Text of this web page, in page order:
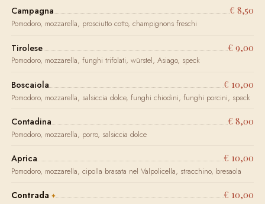
Campagna € 8,50
Pomodoro, mozzarella, prosciutto cotto, champignons freschi
Tirolese € 9,00
Pomodoro, mozzarella, funghi trifolati, würstel, Asiago, speck
Boscaiola € 10,00
Pomodoro, mozzarella, salsiccia dolce, funghi chiodini, funghi porcini, speck
Contadina € 8,00
Pomodoro, mozzarella, porro, salsiccia dolce
Aprica € 10,00
Pomodoro, mozzarella, cipolla brasata nel Valpolicella, stracchino, bresaola
Contrada € 10,00